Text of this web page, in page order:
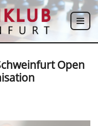
Open